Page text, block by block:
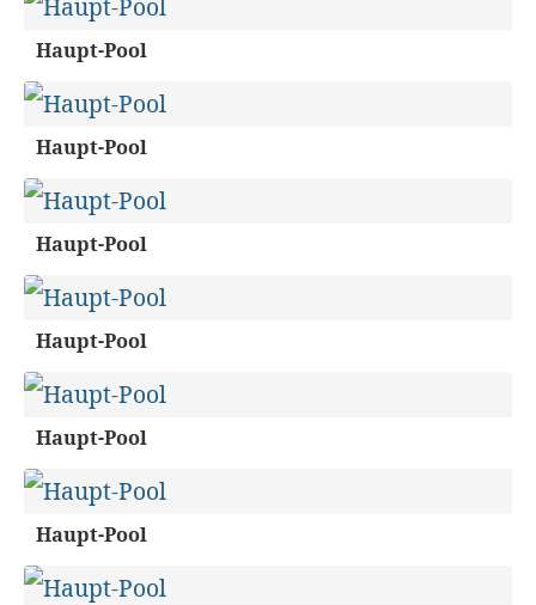
Haupt-Pool
Haupt-Pool
Haupt-Pool
Haupt-Pool
Haupt-Pool
Haupt-Pool